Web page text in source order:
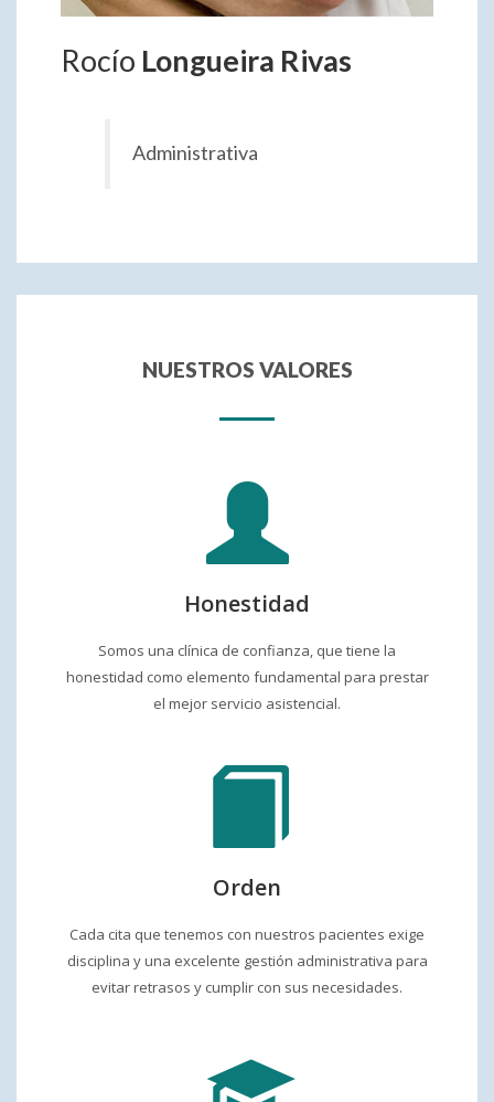
Rocío Longueira Rivas
Administrativa
NUESTROS VALORES
Honestidad
Somos una clínica de confianza, que tiene la
honestidad como elemento fundamental para prestar
el mejor servicio asistencial.
Orden
Cada cita que tenemos con nuestros pacientes exige
disciplina y una excelente gestión administrativa para
evitar retrasos y cumplir con sus necesidades.